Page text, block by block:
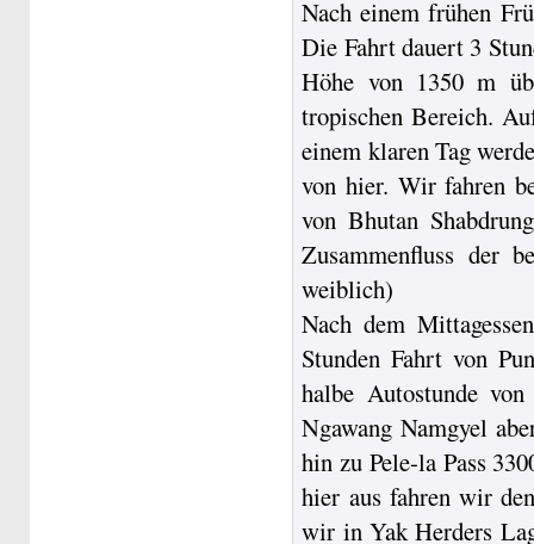
Nach einem frühen
Die Fahrt dauert 3
Höhe von 1350 m
tropischen Bereich.
einem klaren Tag
von hier. Wir fahren
von Bhutan
Zusammenfluss der
weiblich)
Nach dem
Stunden Fahrt von
halbe Autostunde
Ngawang Namgyel
hin zu Pele-la Pass
hier aus fahren wir
wir in Yak Herders